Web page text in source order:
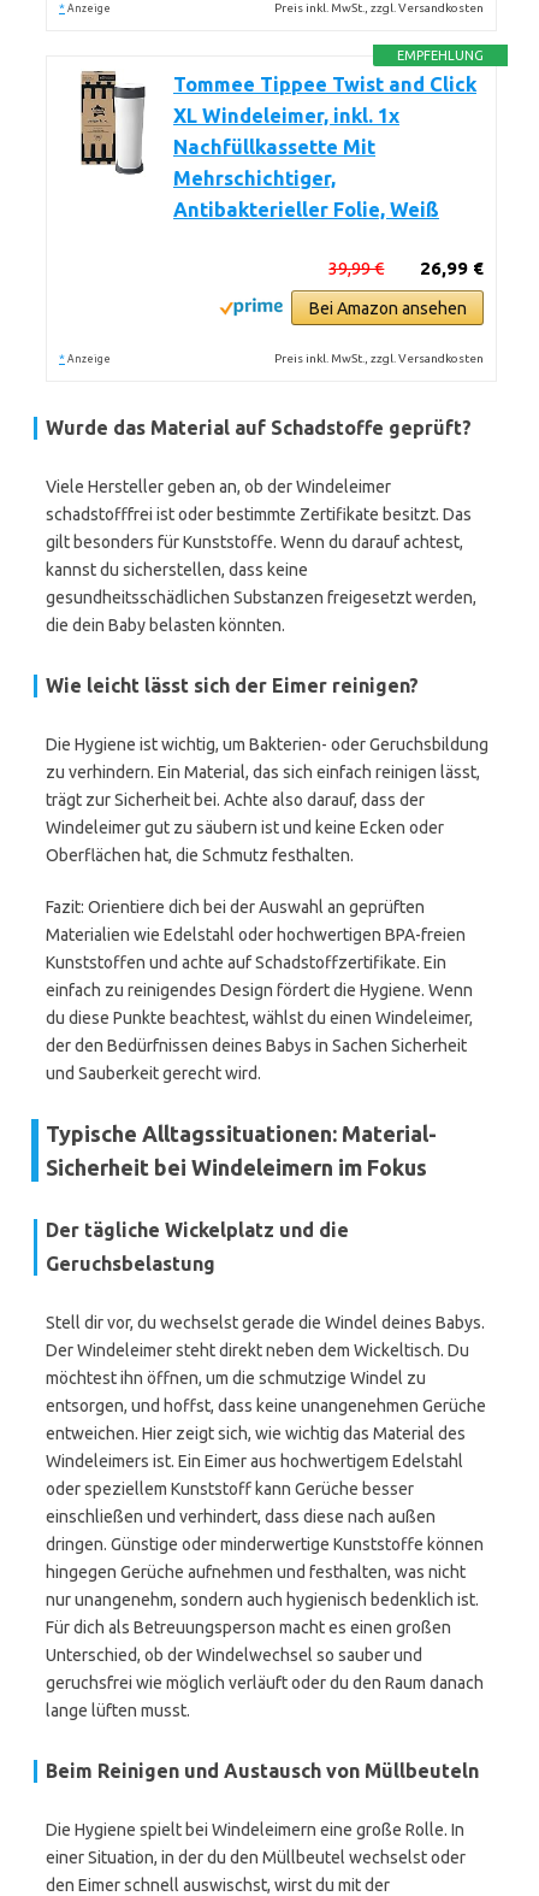
* Anzeige Preis inkl. MwSt., zzgl. Versandkosten
EMPFEHLUNG
Tommee Tippee Twist and Click
XL Windeleimer, inkl. 1x
Nachfüllkassette Mit
Mehrschichtiger,
Antibakterieller Folie, Weiß
26,99 €
39,99 €
Bei Amazon ansehen
* Anzeige Preis inkl. MwSt., zzgl. Versandkosten
Wurde das Material auf Schadstoffe geprüft?
Viele Hersteller geben an, ob der Windeleimer
schadstofffrei ist oder bestimmte Zertifikate besitzt. Das
gilt besonders für Kunststoffe. Wenn du darauf achtest,
kannst du sicherstellen, dass keine
gesundheitsschädlichen Substanzen freigesetzt werden,
die dein Baby belasten könnten.
Wie leicht lässt sich der Eimer reinigen?
Die Hygiene ist wichtig, um Bakterien- oder Geruchsbildung
zu verhindern. Ein Material, das sich einfach reinigen lässt,
trägt zur Sicherheit bei. Achte also darauf, dass der
Windeleimer gut zu säubern ist und keine Ecken oder
Oberflächen hat, die Schmutz festhalten.
Fazit: Orientiere dich bei der Auswahl an geprüften
Materialien wie Edelstahl oder hochwertigen BPA-freien
Kunststoffen und achte auf Schadstoffzertifikate. Ein
einfach zu reinigendes Design fördert die Hygiene. Wenn
du diese Punkte beachtest, wählst du einen Windeleimer,
der den Bedürfnissen deines Babys in Sachen Sicherheit
und Sauberkeit gerecht wird.
Typische Alltagssituationen: Material-
Sicherheit bei Windeleimern im Fokus
Der tägliche Wickelplatz und die
Geruchsbelastung
Stell dir vor, du wechselst gerade die Windel deines Babys.
Der Windeleimer steht direkt neben dem Wickeltisch. Du
möchtest ihn öffnen, um die schmutzige Windel zu
entsorgen, und hoffst, dass keine unangenehmen Gerüche
entweichen. Hier zeigt sich, wie wichtig das Material des
Windeleimers ist. Ein Eimer aus hochwertigem Edelstahl
oder speziellem Kunststoff kann Gerüche besser
einschließen und verhindert, dass diese nach außen
dringen. Günstige oder minderwertige Kunststoffe können
hingegen Gerüche aufnehmen und festhalten, was nicht
nur unangenehm, sondern auch hygienisch bedenklich ist.
Für dich als Betreuungsperson macht es einen großen
Unterschied, ob der Windelwechsel so sauber und
geruchsfrei wie möglich verläuft oder du den Raum danach
lange lüften musst.
Beim Reinigen und Austausch von Müllbeuteln
Die Hygiene spielt bei Windeleimern eine große Rolle. In
einer Situation, in der du den Müllbeutel wechselst oder
den Eimer schnell auswischst, wirst du mit der